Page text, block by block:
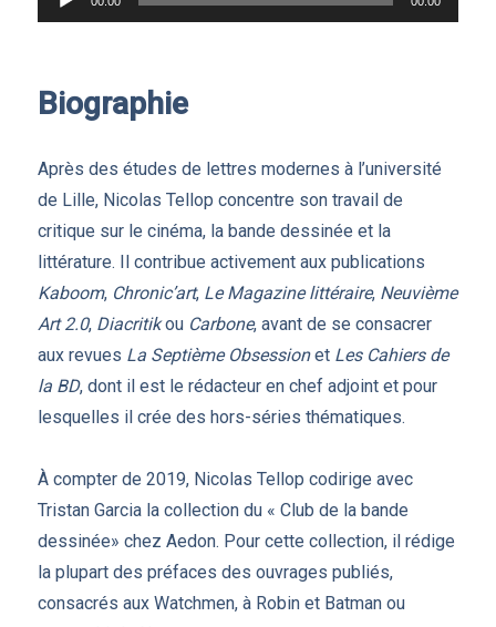
audio
Biographie
Après des études de lettres modernes à l’université
de Lille, Nicolas Tellop concentre son travail de
critique sur le cinéma, la bande dessinée et la
littérature. Il contribue activement aux publications
Kaboom, Chronic’art, Le Magazine littéraire, Neuvième
Art 2.0, Diacritikou Carbone, avant de se consacrer
aux revues La Septième Obsessionet Les Cahiers de
la BD, dont il est le rédacteur en chef adjoint et pour
lesquelles il crée des hors-séries thématiques.
À compter de 2019, Nicolas Tellop codirige avec
Tristan Garcia la collection du « Club de la bande
dessinée» chez Aedon. Pour cette collection, il rédige
la plupart des préfaces des ouvrages publiés,
consacrés aux Watchmen, à Robin et Batman ou